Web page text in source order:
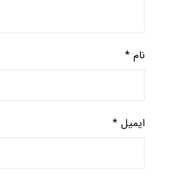
نام*
ایمیل*